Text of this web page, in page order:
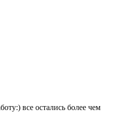
все остались более чем